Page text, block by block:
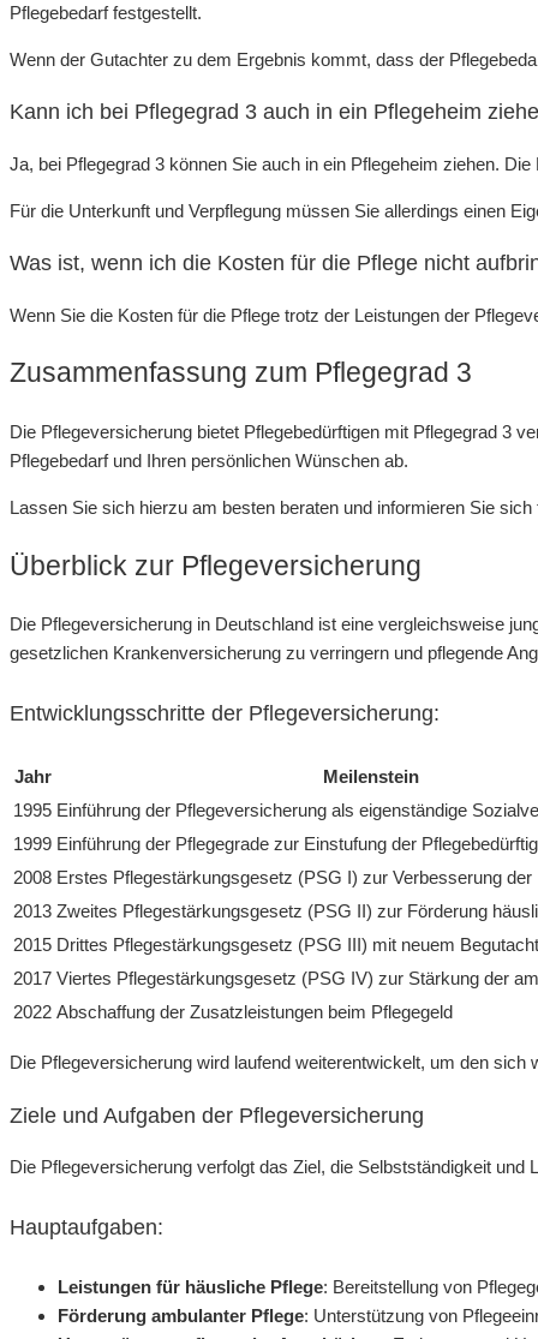
Pflegebedarf festgestellt.
Wenn der Gutachter zu dem Ergebnis kommt, dass der
Kann ich bei Pflegegrad 3 auch in ein Pflegeheim
Ja, bei Pflegegrad 3 können Sie auch in ein Pflegeheim ziehen.
Für die Unterkunft und Verpflegung müssen Sie allerdings einen
Was ist, wenn ich die Kosten für die Pflege nicht
Wenn Sie die Kosten für die Pflege trotz der Leistungen der
Zusammenfassung zum Pflegegrad 3
Die Pflegeversicherung bietet Pflegebedürftigen mit Pflegegrad 3
Pflegebedarf und Ihren persönlichen Wünschen ab.
Lassen Sie sich hierzu am besten beraten und informieren Sie
Überblick zur Pflegeversicherung
Die Pflegeversicherung in Deutschland ist eine vergleichsweise
gesetzlichen Krankenversicherung zu verringern und pflegende
Entwicklungsschritte der Pflegeversicherung:
Jahr
Meilenstein
1995 Einführung der Pflegeversicherung als eigenständige
1999 Einführung der Pflegegrade zur Einstufung der
2008 Erstes Pflegestärkungsgesetz (PSG I) zur Verbesserung der
2013 Zweites Pflegestärkungsgesetz (PSG II) zur Förderung
2015 Drittes Pflegestärkungsgesetz (PSG III) mit neuem
2017 Viertes Pflegestärkungsgesetz (PSG IV) zur Stärkung der
2022 Abschaffung der Zusatzleistungen beim Pflegegeld
Die Pflegeversicherung wird laufend weiterentwickelt, um den
Ziele und Aufgaben der Pflegeversicherung
Die Pflegeversicherung verfolgt das Ziel, die Selbstständigkeit
Hauptaufgaben:
Leistungen für häusliche Pflege: Bereitstellung von
Förderung ambulanter Pflege: Unterstützung von